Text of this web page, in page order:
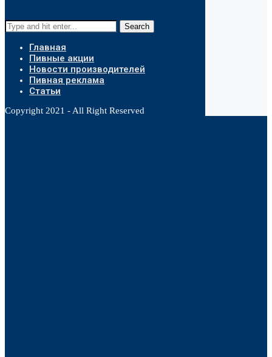
Search
Главная
Пивные акции
Новости производителей
Пивная реклама
Статьи
Copyright 2021 - All Right Reserved